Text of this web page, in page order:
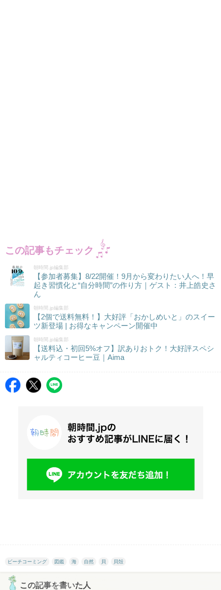
この記事もチェック
朝時間.jp編集部
【参加者募集】8/22開催！9月から変わりたい人へ！早
起き習慣化と“自分時間”の作り方｜ゲスト：井上皓史さ
ん
朝時間.jp編集部
【2個で送料無料！】大好評「おかしめいと」のスイー
ツ新登場 | お得なキャンペーン開催中
朝時間.jp編集部
【送料込・初回5%オフ】訳ありおトク！大好評スペシ
ャルティコーヒー豆｜Aima
ビーチコーミング 図鑑 海 自然 貝 貝殻
この記事を書いた人